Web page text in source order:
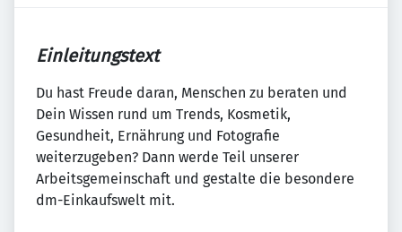
Einleitungstext
Du hast Freude daran, Menschen zu beraten und
Dein Wissen rund um Trends, Kosmetik,
Gesundheit, Ernährung und Fotografie
weiterzugeben? Dann werde Teil unserer
Arbeitsgemeinschaft und gestalte die besondere
dm-Einkaufswelt mit.